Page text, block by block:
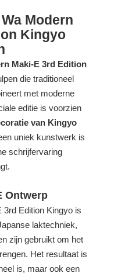
Modern
Kingyo
Maki-E 3rd Edition
die traditioneel
met moderne
editie is voorzien
van Kingyo
uniek kunstwerk is
schrijfervaring
Ontwerp
3rd Edition Kingyo is
laktechniek,
zijn gebruikt om het
Het resultaat is
is, maar ook een